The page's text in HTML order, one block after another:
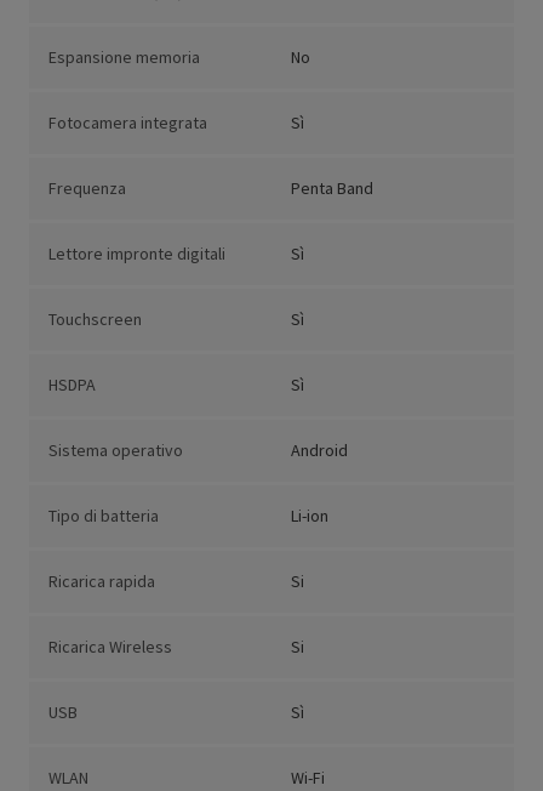
Espansione memoria No
Fotocamera integrata Sì
Frequenza Penta Band
Lettore impronte digitali Sì
Touchscreen Sì
HSDPA Sì
Sistema operativo Android
Tipo di batteria Li-ion
Ricarica rapida Si
Ricarica Wireless Si
USB Sì
WLAN Wi-Fi